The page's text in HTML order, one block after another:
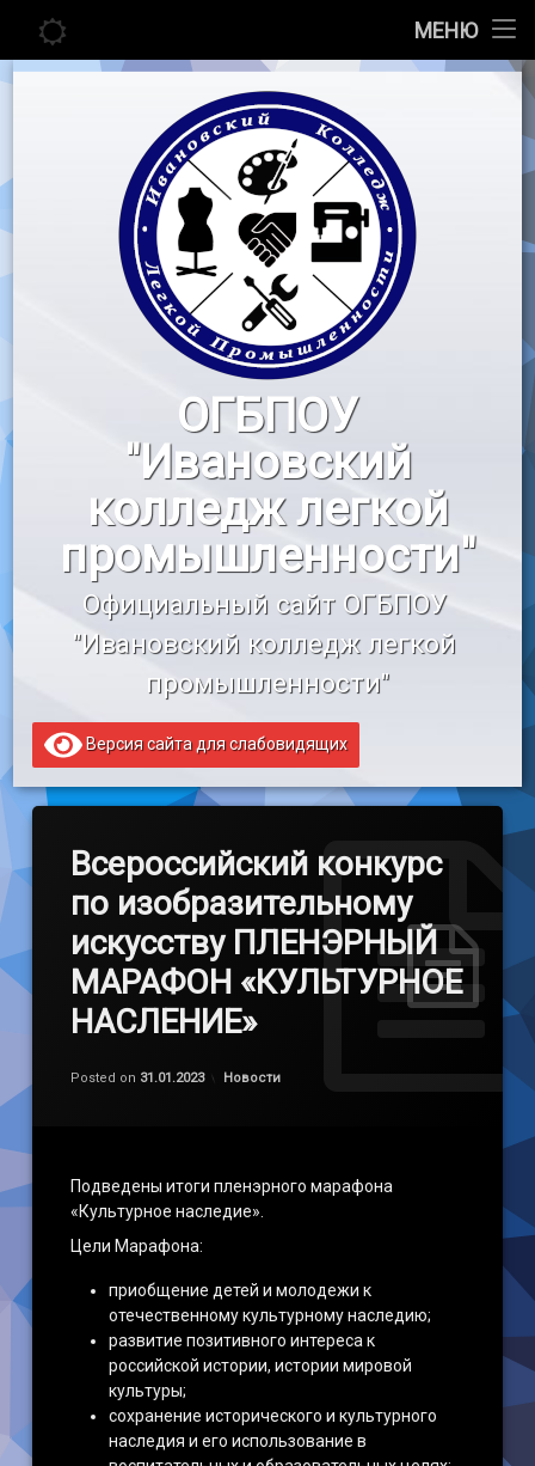
МЕНЮ
Главная
Педагогу
Воспитательная работа
«Профессионалы»
«Профессионалитет»
Образовательный кредит
Перейти
ОГБПОУ
"Ивановский
колледж легкой
промышленности"
Официальный сайт ОГБПОУ
"Ивановский колледж легкой
промышленности"
Версия сайта для слабовидящих
Всероссийский конкурс
по изобразительному
искусству ПЛЕНЭРНЫЙ
МАРАФОН «КУЛЬТУРНОЕ
НАСЛЕНИЕ»
Posted on 31.01.2023
Обновлено на
by
Категории:
Новости
Подведены итоги пленэрного марафона
«Культурное наследие».
Цели Марафона:
приобщение детей и молодежи к
отечественному культурному наследию;
развитие позитивного интереса к
российской истории, истории мировой
культуры;
сохранение исторического и культурного
наследия и его использование в